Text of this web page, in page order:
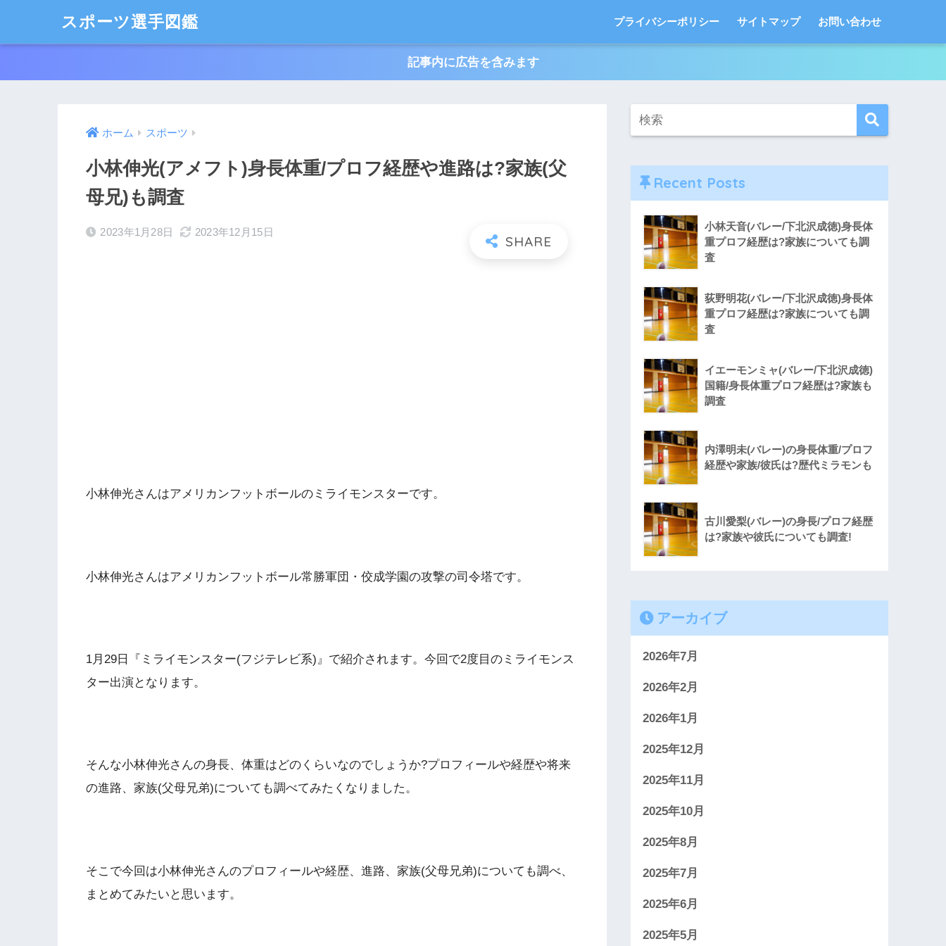
スポーツ選手図鑑 プライバシーポリシー サイトマップ お問い合わせ
記事内に広告を含みます
ホーム スポーツ
小林伸光(アメフト)身長体重/プロフ経歴や進路は?家族(父
母兄)も調査
2023年1月28日 2023年12月15日
小林伸光さんはアメリカンフットボールのミライモンスターです。
小林伸光さんはアメリカンフットボール常勝軍団・佼成学園の攻撃の司令塔です。
1月29日『ミライモンスター(フジテレビ系)』で紹介されます。今回で2度目のミライモンス
ター出演となります。
そんな小林伸光さんの身長、体重はどのくらいなのでしょうか?プロフィールや経歴や将来
の進路、家族(父母兄弟)についても調べてみたくなりました。
そこで今回は小林伸光さんのプロフィールや経歴、進路、家族(父母兄弟)についても調べ、
まとめてみたいと思います。
Recent Posts
小林天音(バレー/下北沢成徳)身長体
重プロフ経歴は?家族についても調
査
荻野明花(バレー/下北沢成徳)身長体
重プロフ経歴は?家族についても調
査
イエーモンミャ(バレー/下北沢成徳)
国籍/身長体重プロフ経歴は?家族も
調査
内澤明未(バレー)の身長体重/プロフ
経歴や家族/彼氏は?歴代ミラモンも
古川愛梨(バレー)の身長/プロフ経歴
は?家族や彼氏についても調査!
アーカイブ
2026年7月
2026年2月
2026年1月
2025年12月
2025年11月
2025年10月
2025年8月
2025年7月
2025年6月
2025年5月